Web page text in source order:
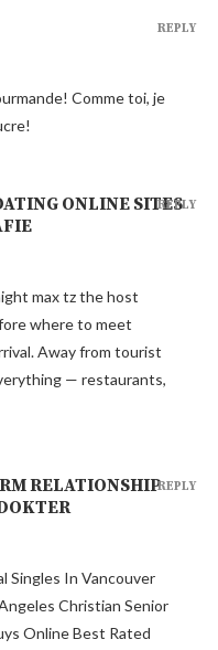
Comme toi, je
REPLY
ONLINE SITES
max tz the host
where to meet
Away from tourist
— restaurants,
REPLY
RELATIONSHIP
Singles In Vancouver
Christian Senior
Online Best Rated
REPLY